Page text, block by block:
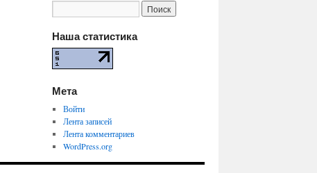
Наша статистика
Мета
Войти
Лента записей
Лента комментариев
WordPress.org